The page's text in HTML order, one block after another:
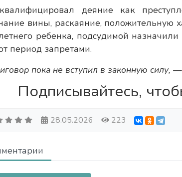
деяние как
вины, раскаяние, положительную
ребенка, подсудимой
период запретами.
пока не вступил в законную силу,
Подписывайтесь,
28.05.2026 223